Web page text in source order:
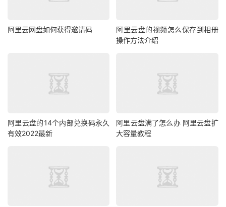
阿里云网盘如何获得邀请码
阿里云盘的视频怎么保存到相册
操作方法介绍
阿里云盘的14个内部兑换码永久
有效2022最新
阿里云盘满了怎么办 阿里云盘扩
大容量教程